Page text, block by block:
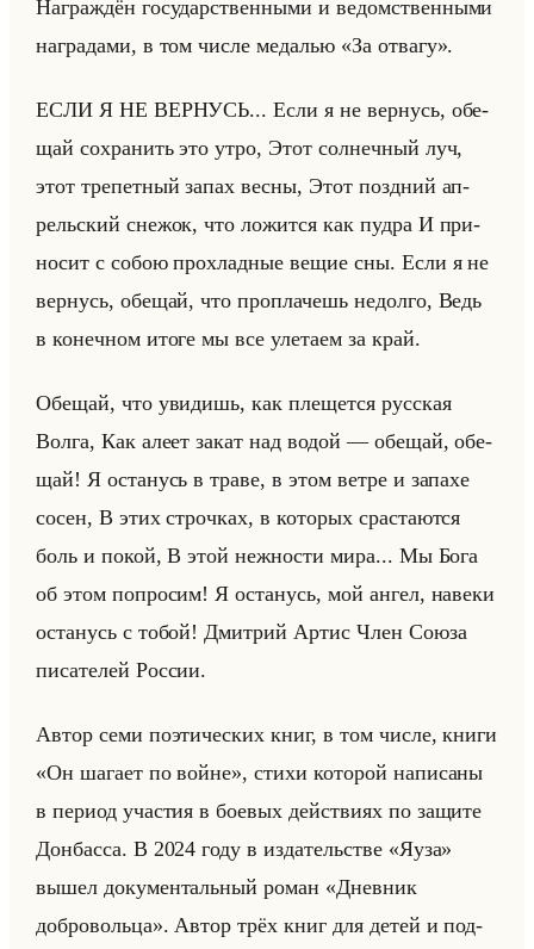
На­граж­дён го­су­дар­ствен­ны­ми и ве­дом­ствен­ны­ми
на­гра­да­ми, в том числе ме­да­лью «За отвагу».
ЕСЛИ Я НЕ ВЕР­НУСЬ... Если я не вер­нусь, обе­
щай со­хра­нить это утро, Этот сол­неч­ный луч,
этот тре­пет­ный запах весны, Этот позд­ний ап­
рельский сне­жок, что ло­жит­ся как пудра И при­
но­сит с собою про­хлад­ные вещие сны. Если я не
вер­нусь, обе­щай, что про­пла­чешь недол­го, Ведь
в ко­неч­ном итоге мы все уле­та­ем за край.
Обе­щай, что уви­дишь, как пле­щет­ся рус­ская
Волга, Как алеет закат над водой — обе­щай, обе­
щай! Я оста­нусь в траве, в этом ветре и за­па­хе
сосен, В этих строч­ках, в ко­то­рых срас­та­ют­ся
боль и покой, В этой неж­но­сти мира... Мы Бога
об этом по­про­сим! Я оста­нусь, мой ангел, на­ве­ки
оста­нусь с тобой! Дмит­рий Артис Член Союза
пи­са­те­лей Рос­сии.
Автор семи по­эти­че­ских книг, в том числе, книги
«Он шагает по войне», стихи ко­то­рой на­пи­са­ны
в пе­ри­од уча­стия в бо­евых действи­ях по за­щи­те
Дон­бас­са. В 2024 году в из­да­тельстве «Яуза»
вышел до­ку­мен­тальный роман «Дневник
добровольца». Автор трёх книг для детей и под­